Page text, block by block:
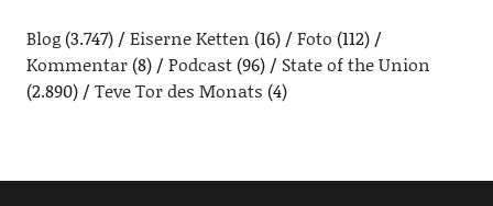
Blog(3.747) Eiserne Ketten (16) Foto (112)
Kommentar(8) Podcast(96)
State of the Union
(2.890)
Teve Tor des Monats (4)